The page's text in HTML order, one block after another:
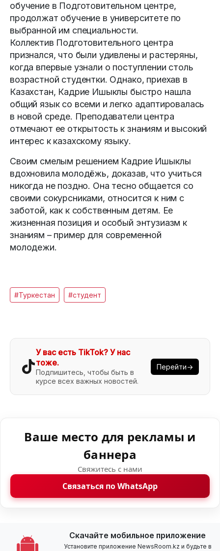
обучение в Подготовительном центре,
продолжат обучение в университете по
выбранной им специальности.
Коллектив Подготовительного центра
признался, что были удивлены и растеряны,
когда впервые узнали о поступлении столь
возрастной студентки. Однако, приехав в
Казахстан, Кадрие Ишыклы быстро нашла
общий язык со всеми и легко адаптировалась
в новой среде. Преподаватели центра
отмечают ее открытость к знаниям и высокий
интерес к казахскому языку.
Своим смелым решением Кадрие Ишыклы
вдохновила молодёжь, доказав, что учиться
никогда не поздно. Она тесно общается со
своими сокурсниками, относится к ним с
заботой, как к собственным детям. Ее
жизненная позиция и особый энтузиазм к
знаниям – пример для современной
молодежи.
#Туркестан #студент
У вас есть TikTok? У нас
тоже.
Подпишитесь, чтобы быть в
курсе всех важных новостей.
Перейти→
Ваше место для рекламы и
баннера
Свяжитесь с нами
Связаться по WhatsApp
Скачайте мобильное приложение
Установите приложение NewsRoom.kz и будьте в